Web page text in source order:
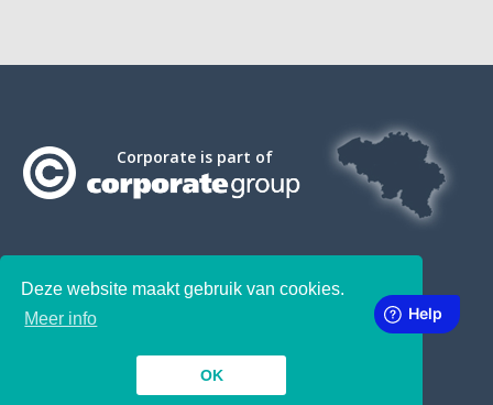
Deze website maakt gebruik van cookies.
Meer info
OK
Corporate is part of
SUBSCRIBE TO OUR NEWSLETTER